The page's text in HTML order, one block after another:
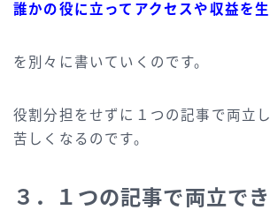
誰かの役に立ってアクセスや収益を
を別々に書いていくのです。
役割分担をせずに１つの記事で両立
苦しくなるのです。
３．１つの記事で両立で